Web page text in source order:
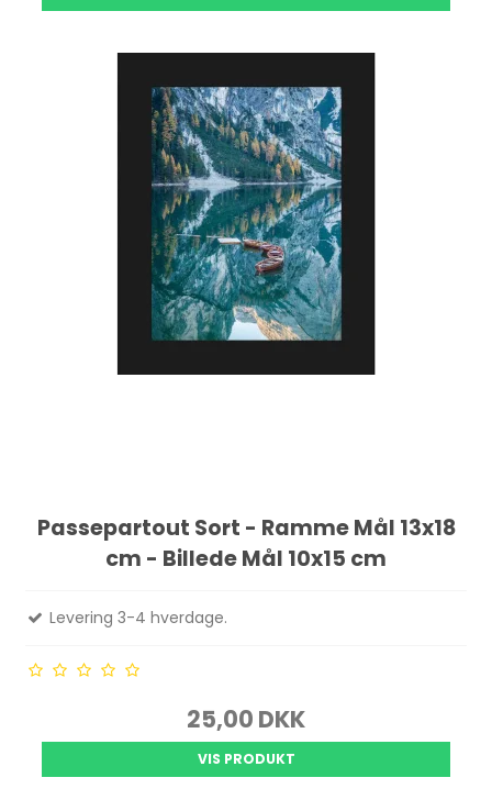
Passepartout Sort - Ramme Mål 13x18
cm - Billede Mål 10x15 cm
Levering 3-4 hverdage.
25,00 DKK
VIS PRODUKT